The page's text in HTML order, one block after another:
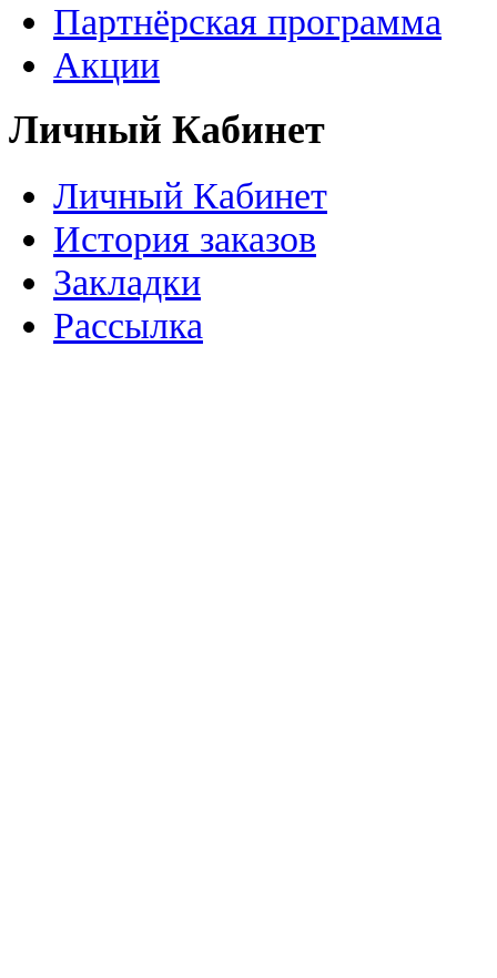
Партнёрская программа
Акции
Личный Кабинет
Личный Кабинет
История заказов
Закладки
Рассылка